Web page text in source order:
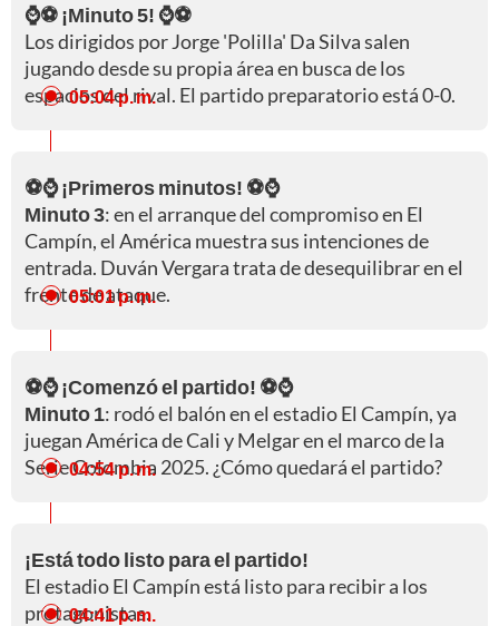
⌚⚽ ¡Minuto 5! ⌚⚽
Los dirigidos por Jorge 'Polilla' Da Silva salen
jugando desde su propia área en busca de los
espacios del rival. El partido preparatorio está 0-0.
05:04 p. m.
⚽⌚ ¡Primeros minutos! ⚽⌚
Minuto 3: en el arranque del compromiso en El
Campín, el América muestra sus intenciones de
entrada. Duván Vergara trata de desequilibrar en el
frente de ataque.
05:01 p. m.
⚽⌚ ¡Comenzó el partido! ⚽⌚
Minuto 1: rodó el balón en el estadio El Campín, ya
juegan América de Cali y Melgar en el marco de la
Serie Colombia 2025. ¿Cómo quedará el partido?
04:54 p. m.
¡Está todo listo para el partido!
El estadio El Campín está listo para recibir a los
protagonistas.
04:41 p. m.